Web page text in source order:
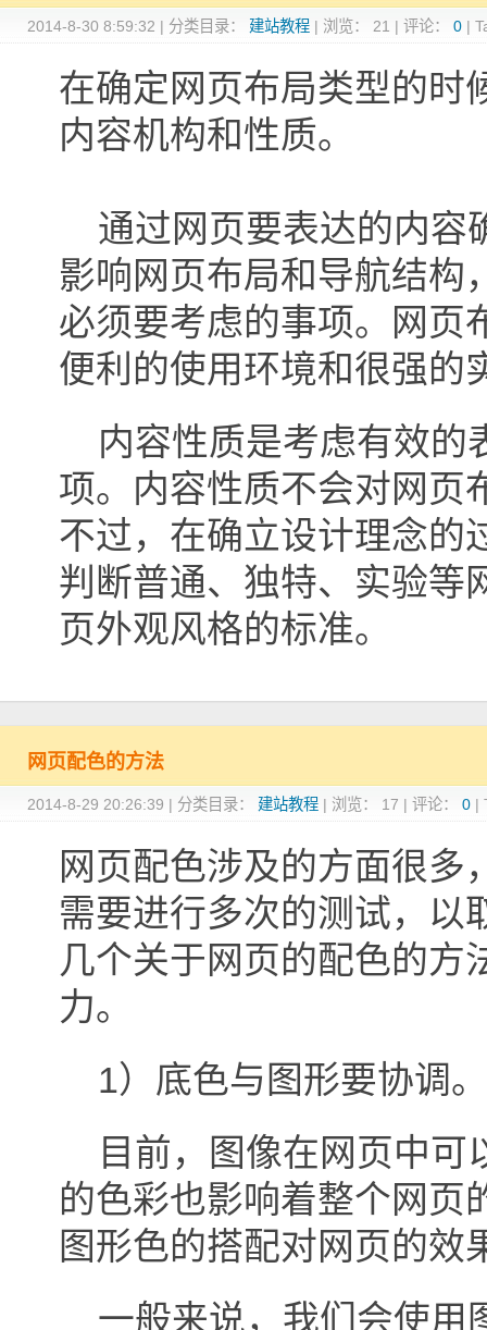
2014-8-30 8:59:32 | 分类目录： 建站教程 | 浏览： 21 | 评论： 0 |
在确定网页布局类型的时
内容机构和性质。
通过网页要表达的内容
影响网页布局和导航结构
必须要考虑的事项。网页
便利的使用环境和很强的
内容性质是考虑有效的
项。内容性质不会对网页
不过，在确立设计理念的
判断普通、独特、实验等
页外观风格的标准。
网页配色的方法
2014-8-29 20:26:39 | 分类目录： 建站教程 | 浏览： 17 | 评论： 0 |
网页配色涉及的方面很多
需要进行多次的测试，以
几个关于网页的配色的方
力。
1）底色与图形要协调。
目前，图像在网页中可
的色彩也影响着整个网页
图形色的搭配对网页的效
一般来说，我们会使用